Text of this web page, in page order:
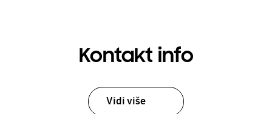
Kontakt info
Vidi više